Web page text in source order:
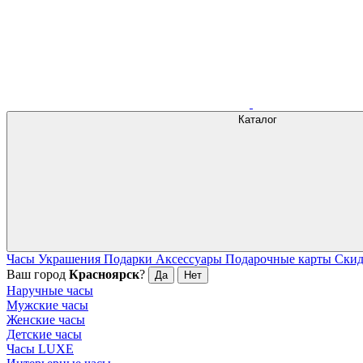
Каталог
Часы Украшения Подарки Аксессуары Подарочные карты
Ваш город Красноярск? Да Нет
Наручные часы
Мужские часы
Женские часы
Детские часы
Часы LUXE